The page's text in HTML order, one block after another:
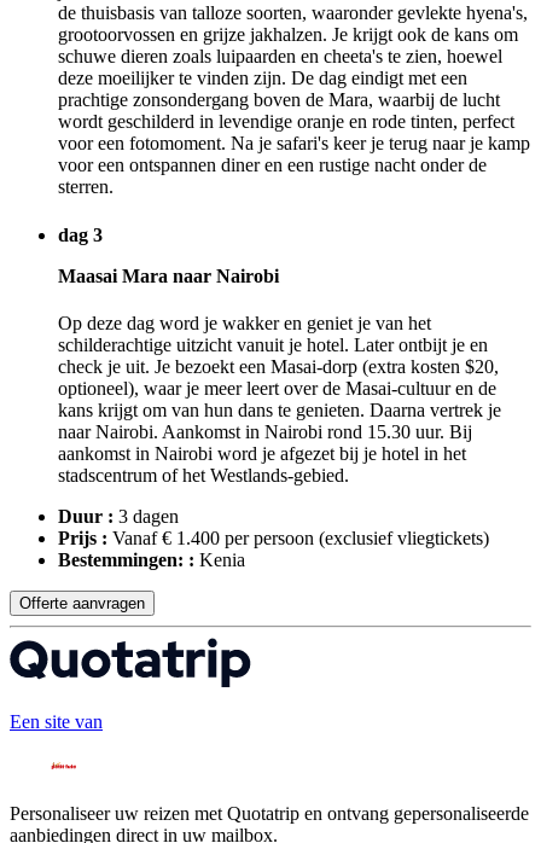
de thuisbasis van talloze soorten, waaronder gevlekte hyena's,
grootoorvossen en grijze jakhalzen. Je krijgt ook de kans om
schuwe dieren zoals luipaarden en cheeta's te zien, hoewel
deze moeilijker te vinden zijn. De dag eindigt met een
prachtige zonsondergang boven de Mara, waarbij de lucht
wordt geschilderd in levendige oranje en rode tinten, perfect
voor een fotomoment. Na je safari's keer je terug naar je kamp
voor een ontspannen diner en een rustige nacht onder de
sterren.
dag 3
Maasai Mara naar Nairobi
Op deze dag word je wakker en geniet je van het
schilderachtige uitzicht vanuit je hotel. Later ontbijt je en
check je uit. Je bezoekt een Masai-dorp (extra kosten $20,
optioneel), waar je meer leert over de Masai-cultuur en de
kans krijgt om van hun dans te genieten. Daarna vertrek je
naar Nairobi. Aankomst in Nairobi rond 15.30 uur. Bij
aankomst in Nairobi word je afgezet bij je hotel in het
stadscentrum of het Westlands-gebied.
Duur : 3 dagen
Prijs : Vanaf € 1.400 per persoon (exclusief vliegtickets)
Bestemmingen: : Kenia
Offerte aanvragen
Een site van
Personaliseer uw reizen met Quotatrip en ontvang gepersonaliseerde
aanbiedingen direct in uw mailbox.